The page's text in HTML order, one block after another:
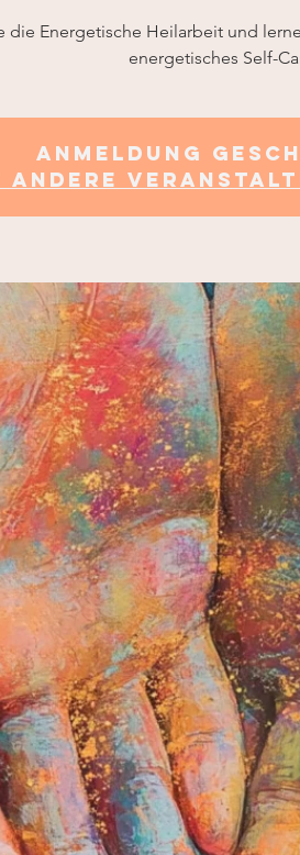
die Energetische Heilarbeit und
energetisches Self-
Anmeldung